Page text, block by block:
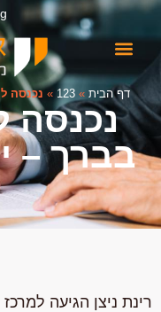
דף הבית»
123
» נכנסה
נכנסה
בברך –
רינת ניצן הגיעה